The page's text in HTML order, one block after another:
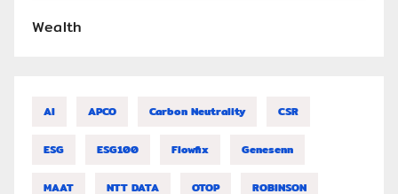
Wealth
AI APCO Carbon Neutrality CSR
ESG ESG100 Flowfix Genesenn
MAAT NTT DATA OTOP ROBINSON